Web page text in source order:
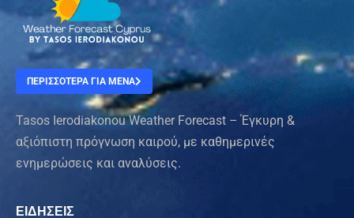
ΠΕΡΙΣΣΟΤΕΡΑ ΓΙΑ ΜΕΝΑ
Tasos Ierodiakonou Weather Forecast – Έγκυρη &
αξιόπιστη πρόγνωση καιρού, με καθημερινές
ενημερώσεις και αναλύσεις.
ΕΙΔΗΣΕΙΣ